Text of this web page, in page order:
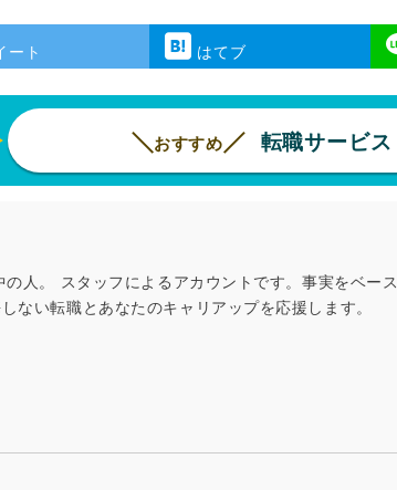
ート はてブ
おすすめ 転職サービス
の人 。
スタッフによるアカウントです。事実をベー
ない転職とあなたのキャリアップを応援します。